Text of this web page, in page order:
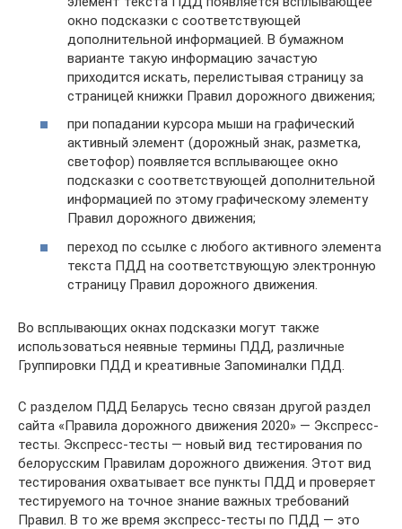
окно подсказки с соответствующей
дополнительной информацией. В бумажном
варианте такую информацию зачастую
приходится искать, перелистывая страницу за
страницей книжки Правил дорожного движения;
при попадании курсора мыши на графический
активный элемент (дорожный знак, разметка,
светофор) появляется всплывающее окно
подсказки с соответствующей дополнительной
информацией по этому графическому элементу
Правил дорожного движения;
переход по ссылке с любого активного элемента
текста ПДД на соответствующую электронную
страницу Правил дорожного движения.
Во всплывающих окнах подсказки могут также
использоваться неявные термины ПДД, различные
Группировки ПДД и креативные Запоминалки ПДД.
С разделом ПДД Беларусь тесно связан другой раздел
сайта «Правила дорожного движения 2020» — Экспресс-
тесты. Экспресс-тесты — новый вид тестирования по
белорусским Правилам дорожного движения. Этот вид
тестирования охватывает все пункты ПДД и проверяет
тестируемого на точное знание важных требований
Правил. В то же время экспресс-тесты по ПДД — это